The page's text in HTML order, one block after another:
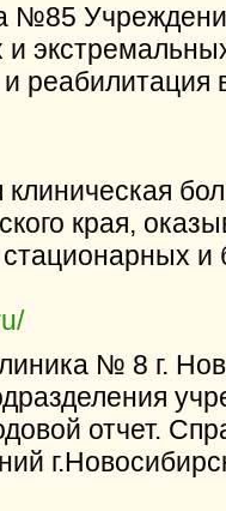
№85
и
реабилитация
клиническая
края,
№ 8 г.
отчет.